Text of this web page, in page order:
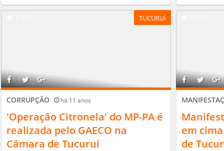
TUCURUÍ
CORRUPÇÃO há 11 anos
'Operação Citronela' do MP-PA é
realizada pelo GAECO na
Câmara de Tucuruí
em
de